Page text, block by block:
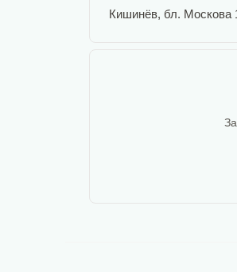
Кишинёв, бл. Москова